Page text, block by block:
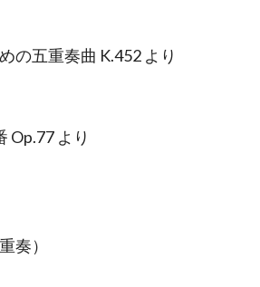
の五重奏曲 K.452 より
Op.77 より
奏）